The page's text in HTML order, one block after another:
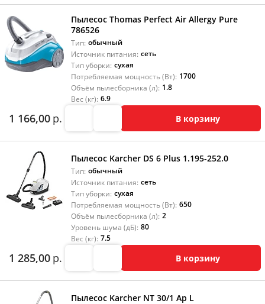
Пылесос Thomas Perfect Air Allergy Pure
786526
Тип: обычный
Источник питания: сеть
Тип уборки: сухая
Потребляемая мощность (Вт): 1700
Объём пылесборника (л): 1.8
Вес (кг): 6.9
1 166,00 р. В корзину
Пылесос Karcher DS 6 Plus 1.195-252.0
Тип: обычный
Источник питания: сеть
Тип уборки: сухая
Потребляемая мощность (Вт): 650
Объём пылесборника (л): 2
Уровень шума (дБ): 80
Вес (кг): 7.5
1 285,00 р. В корзину
Пылесос Karcher NT 30/1 Ap L